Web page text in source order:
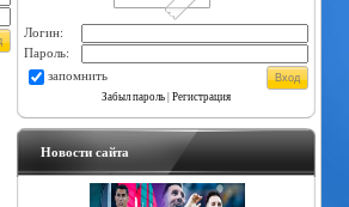
Логин:
Пароль:
запомнить
Забыл пароль| Регистрация
Новости сайта